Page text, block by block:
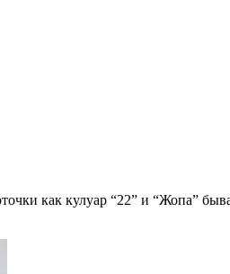
как кулуар “22” и “Жопа”